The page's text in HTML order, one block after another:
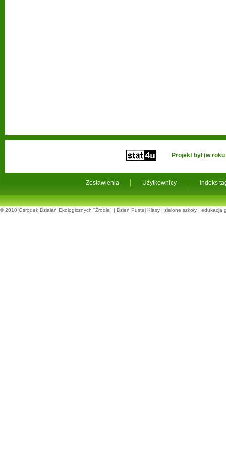
Zestawienia Użytkownicy Indeks
Projekt był (w
© 2010 Ośrodek Działań Ekologicznych "Źródła" | Dzień Pustej Klasy | zielone szkoły | edukacja